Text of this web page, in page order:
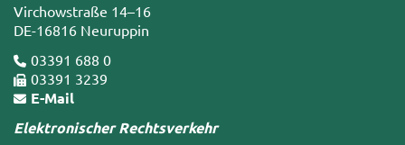
Virchowstraße 14–16
DE-16816 Neuruppin
03391 688 0
03391 3239
E-Mail
Elektronischer Rechtsverkehr